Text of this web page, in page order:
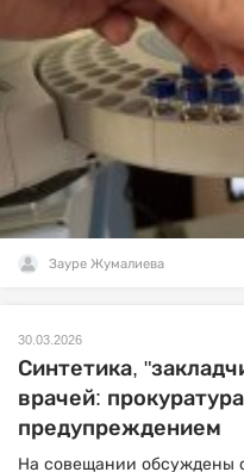
Зауре Жумалиева
30.03.2026
Синтетика,
врачей:
предупреждением
На совещании обсуждены